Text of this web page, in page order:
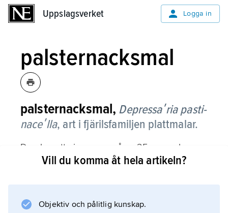
Uppslagsverket Logga in
palsternacksmal
palsternacksmal, Depressaʹria pasti­
na­ceʹlla, art i fjärilsfamiljen plattmalar.
Den har ett vingspann på ca 25 mm och
gulbruna, mörktecknade framvingar. I Sverige
De lever på flockblomstriga växter, helst
Vill du komma åt hela artikeln?
Objektiv och pålitlig kunskap.